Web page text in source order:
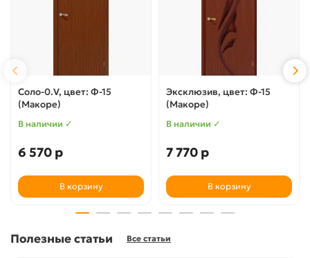
Соло-0.V, цвет: Ф-15
(Макоре)
В наличии ✓
6 570 р
В корзину
Эксклюзив, цвет: Ф-15
(Макоре)
В наличии ✓
7 770 р
В корзину
Полезные статьи Все статьи